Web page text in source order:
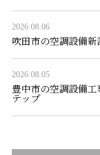
2026.08.06
吹田市の空調設備
2026.08.05
豊中市の空調設備工
テップ